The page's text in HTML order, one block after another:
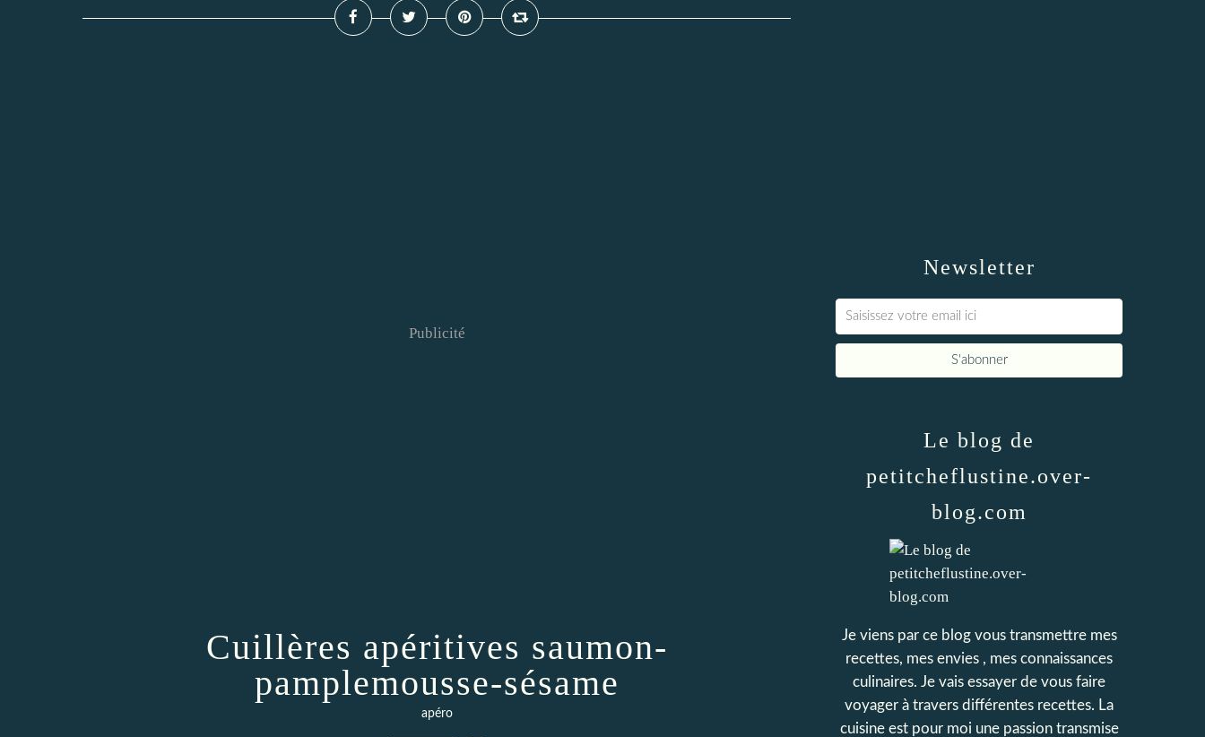
Publicité
Cuillères apéritives saumon-
pamplemousse-sésame
apéro
Newsletter
Le blog de
petitcheflustine.over-
blog.com
Je viens par ce blog vous transmettre mes
recettes, mes envies , mes connaissances
culinaires. Je vais essayer de vous faire
voyager à travers différentes recettes. La
cuisine est pour moi une passion transmise